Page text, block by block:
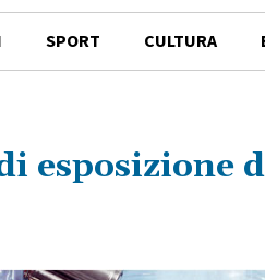
SPORT CULTURA
esposizione